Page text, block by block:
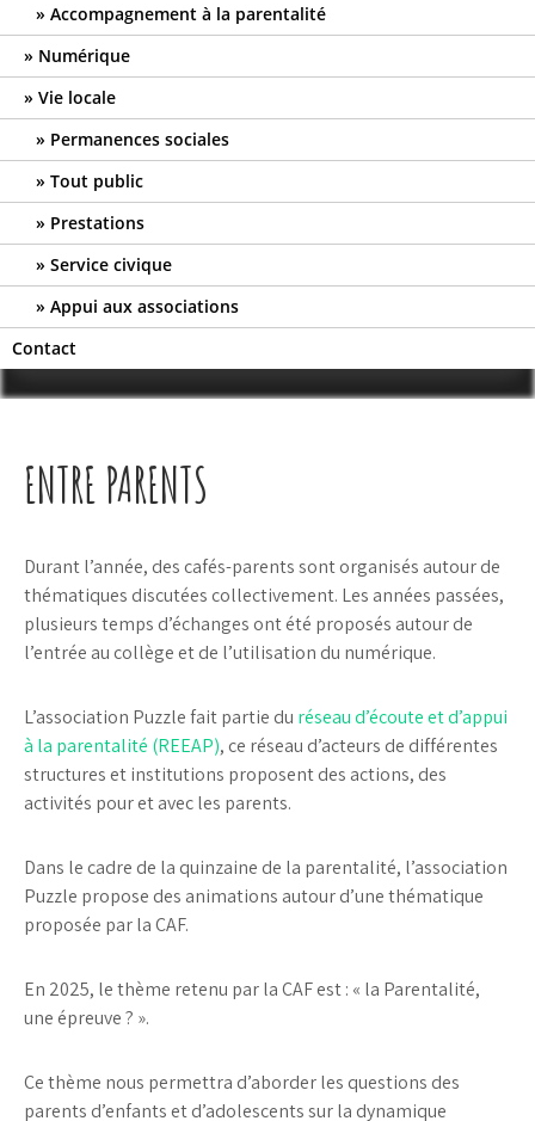
Accompagnement à la parentalité
Numérique
Vie locale
Permanences sociales
Tout public
Prestations
Service civique
Appui aux associations
Contact
ENTRE PARENTS
Durant l’année, des cafés-parents sont organisés autour de
thématiques discutées collectivement. Les années passées,
plusieurs temps d’échanges ont été proposés autour de
l’entrée au collège et de l’utilisation du numérique.
L’association Puzzle fait partie du réseau d’écoute et d’appui
à la parentalité (REEAP), ce réseau d’acteurs de différentes
structures et institutions proposent des actions, des
activités pour et avec les parents.
Dans le cadre de la quinzaine de la parentalité, l’association
Puzzle propose des animations autour d’une thématique
proposée par la CAF.
En 2025, le thème retenu par la CAF est : « la Parentalité,
une épreuve ? ».
Ce thème nous permettra d’aborder les questions des
parents d’enfants et d’adolescents sur la dynamique